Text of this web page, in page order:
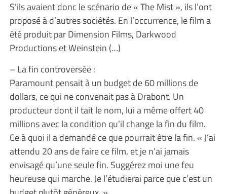
S’ils avaient donc le scénario de « The Mist », ils l’ont
proposé à d’autres sociétés. En l’occurrence, le film a
été produit par Dimension Films, Darkwood
Productions et Weinstein (…)
– La fin controversée :
Paramount pensait à un budget de 60 millions de
dollars, ce qui ne convenait pas à Drabont. Un
producteur dont il tait le nom, lui a même offert 40
millions avec la condition qu’il change la fin du film.
Ce à quoi il a demandé ce que pourrait être la fin. « J’ai
attendu 20 ans de faire ce film, et je n’ai jamais
envisagé qu’une seule fin. Suggérez moi une feu
heureuse qui marche. Je l’étudierai parce que c’est un